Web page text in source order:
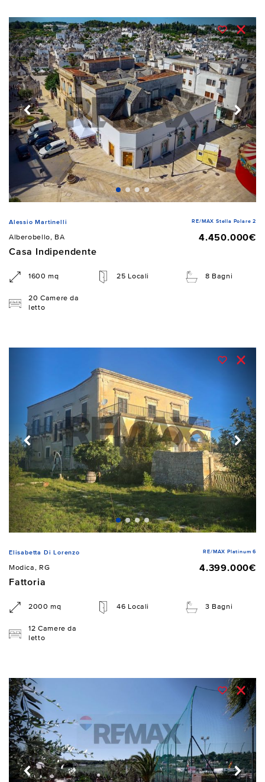
Alessio Martinelli RE/MAX Stella Polare 2
Alberobello, BA
4.450.000€
Casa Indipendente
1600 mq 25 Locali 8 Bagni
20 Camere da
letto
Elisabetta Di Lorenzo RE/MAX Platinum 6
Modica, RG
4.399.000€
Fattoria
2000 mq 46 Locali 3 Bagni
12 Camere da
letto